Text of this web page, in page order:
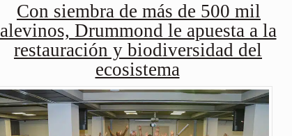
Con siembra de más de 500 mil
alevinos, Drummond le apuesta a la
restauración y biodiversidad del
ecosistema